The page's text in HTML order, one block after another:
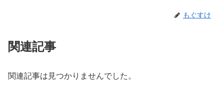
もぐすけ
関連記事
関連記事は見つかりませんでした。